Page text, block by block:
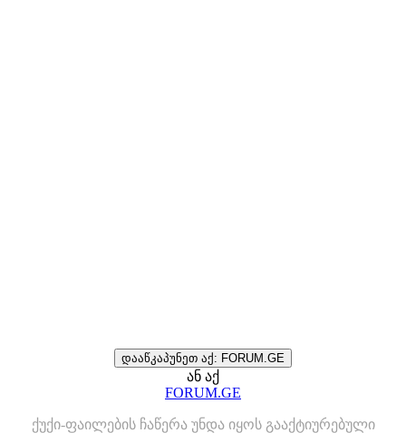
დააწკაპუნეთ აქ: FORUM.GE
ან აქ
FORUM.GE
ქუქი-ფაილების ჩაწერა უნდა იყოს გააქტიურებული